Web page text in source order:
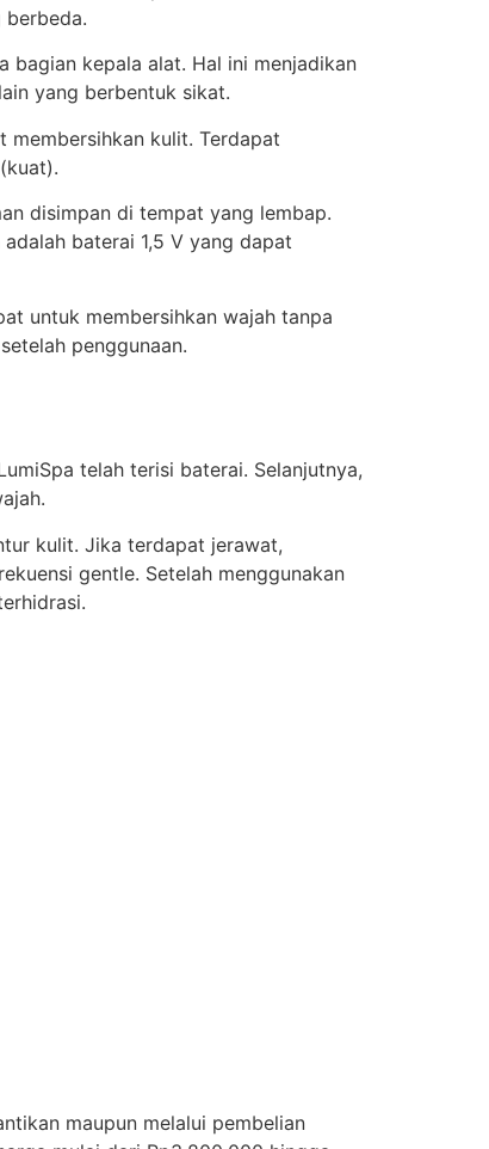
berbeda.
bagian kepala alat. Hal ini menjadikan
yang berbentuk sikat.
membersihkan kulit. Terdapat
disimpan di tempat yang lembap.
baterai 1,5 V yang dapat
untuk membersihkan wajah tanpa
penggunaan.
telah terisi baterai. Selanjutnya,
kulit. Jika terdapat jerawat,
gentle. Setelah menggunakan
maupun melalui pembelian